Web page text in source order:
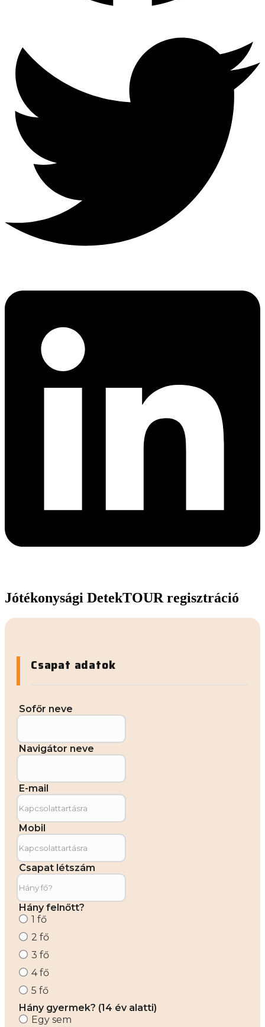
Jótékonysági DetekTOUR regisztráció
Csapat adatok
Sofőr neve
Navigátor neve
E-mail
Mobil
Csapat létszám
Hány felnőtt?
1 fő
2 fő
3 fő
4 fő
5 fő
Hány gyermek? (14 év alatti)
Egy sem